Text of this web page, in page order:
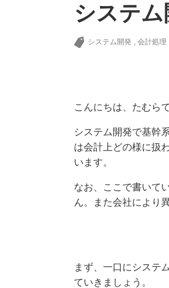
システ
システム開発 会計処理
こんにちは、たむらで
システム開発で基幹
は会計上どの様に扱
います。
なお、ここで書いて
ん。また会社により
まず、一口にシステ
ていきましょう。